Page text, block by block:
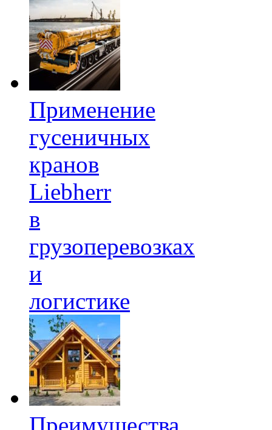
Применение
гусеничных
кранов
Liebherr
в
грузоперевозках
и
логистике